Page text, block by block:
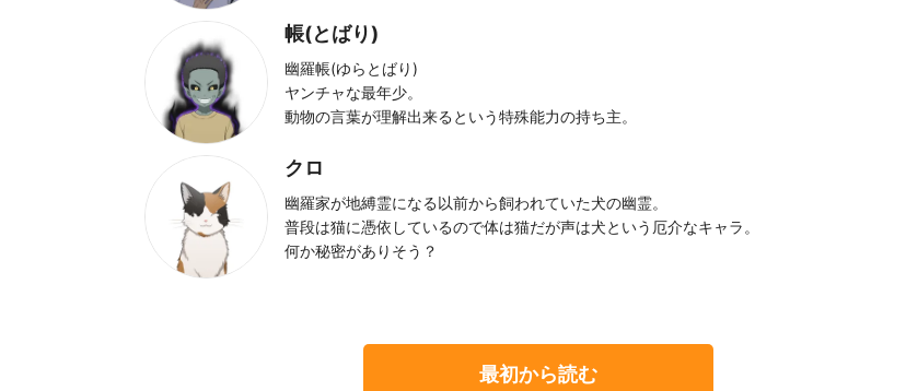
帳(とばり)
幽羅帳(ゆらとばり)
ヤンチャな最年少。
動物の言葉が理解出来るという特殊能力の持ち主。
クロ
幽羅家が地縛霊になる以前から飼われていた犬の幽霊。
普段は猫に憑依しているので体は猫だが声は犬という厄介なキャラ。
何か秘密がありそう？
最初から読む